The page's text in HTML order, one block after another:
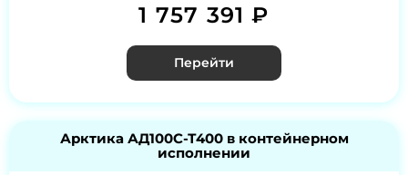
1 757 391 ₽
Перейти
Арктика АД100С-Т400 в контейнерном
исполнении